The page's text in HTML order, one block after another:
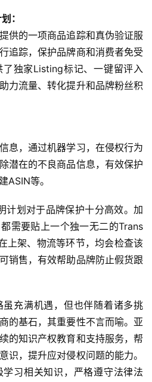
：
供的一项商品追踪和真伪验证服
追踪，保护品牌商和消费者免受
独家Listing标记、一键留评入
力流量、转化提升和品牌粉丝积
息，通过机器学习，在侵权行为
潜在的不良商品信息，有效保护
ASIN等。
计划对于品牌保护十分高效。加
需要贴上一个独一无二的Trans
上架、物流等环节，均会检查该
销售，有效帮助品牌防止假货跟
充满机遇，但也伴随着诸多挑
的基石，其重要性不言而喻。亚
的知识产权教育和支持服务，帮
识，提升应对侵权问题的能力。
习相关知识，严格遵守法律法